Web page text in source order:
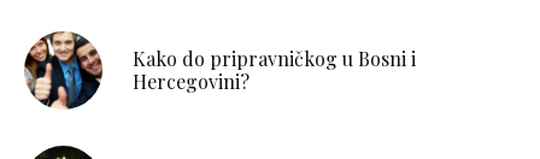
Kako do pripravničkog u Bosni i
Hercegovini?